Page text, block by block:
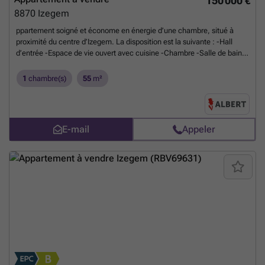
8870 Izegem
ppartement soigné et économe en énergie d’une chambre, situé à
proximité du centre d’Izegem. La disposition est la suivante : -Hall
d’entrée -Espace de vie ouvert avec cuisine -Chambre -Salle de bain -
sous-sol Atouts supplémentaires : -Logement économe en énergie -
supplémentaire Planifiez rapidement votre visite via ### ou
1 chambre(s) 55 m²
E-mail Appeler